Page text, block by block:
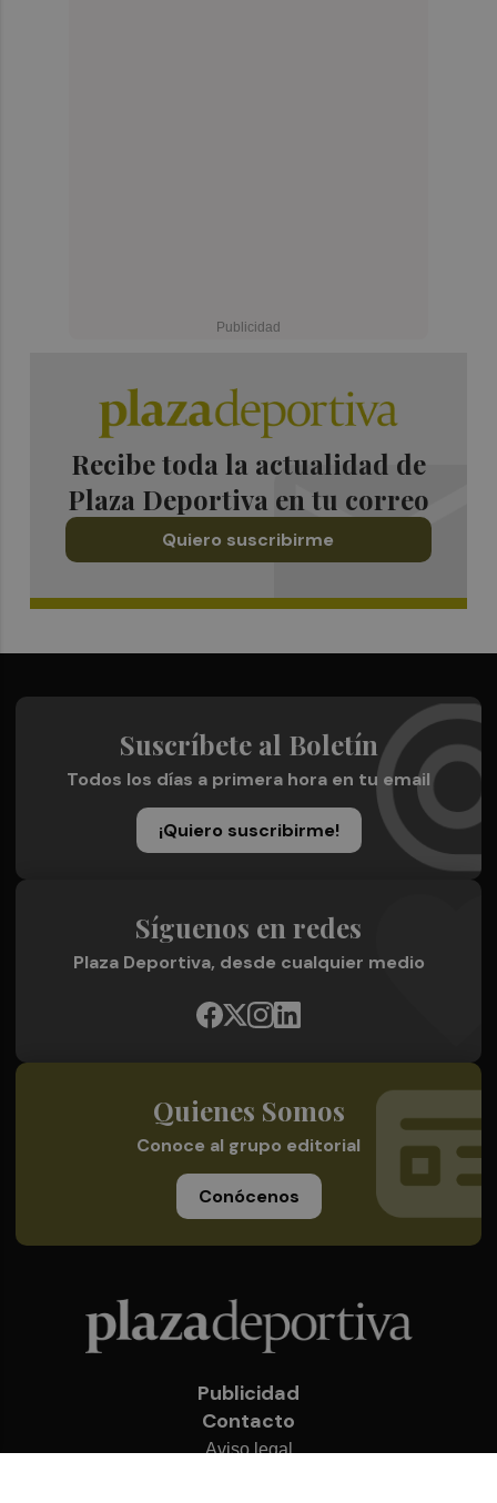
Recibe toda la actualidad de
Plaza Deportiva en tu correo
Quiero suscribirme
Suscríbete al Boletín
Todos los días a primera hora en tu email
¡Quiero suscribirme!
Síguenos en redes
Plaza Deportiva, desde cualquier medio
Quienes Somos
Conoce al grupo editorial
Conócenos
Publicidad
Contacto
Aviso legal